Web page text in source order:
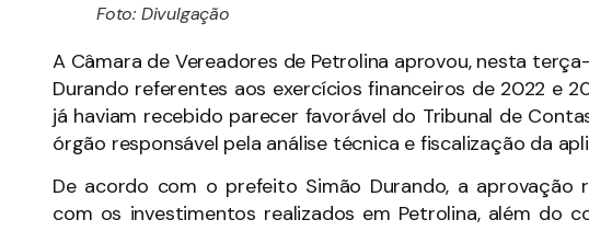
Foto: Divulgação
A Câmara de Vereadores de Petrolina aprovou, nesta
Durando referentes aos exercícios financeiros de 2022 e
já haviam recebido parecer favorável do Tribunal de
órgão responsável pela análise técnica e fiscalização da
De acordo com o prefeito Simão Durando, a aprovação
com os investimentos realizados em Petrolina, além do